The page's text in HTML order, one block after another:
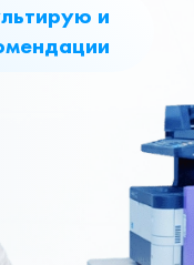
и